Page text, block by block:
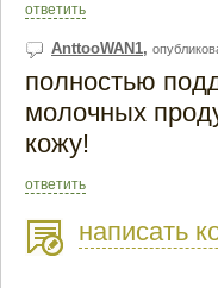
ответить
AnttooWAN1,
полностью
молочных
кожу!
ответить
написать